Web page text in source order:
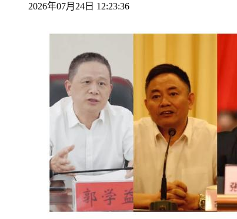
2026年07月24日 12:23:36